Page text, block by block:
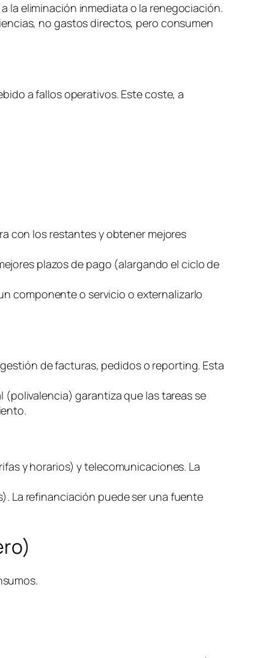
la eliminación inmediata o la renegociación.
no gastos directos, pero consumen
a fallos operativos. Este coste, a
con los restantes y obtener mejores
plazos de pago (alargando el ciclo de
componente o servicio o externalizarlo
gestión de facturas, pedidos o reporting. Esta
(polivalencia) garantiza que las tareas se
y horarios) y telecomunicaciones. La
La refinanciación puede ser una fuente